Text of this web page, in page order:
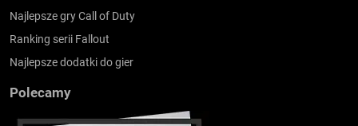
Najlepsze gry Call of Duty
Ranking serii Fallout
Najlepsze dodatki do gier
Polecamy